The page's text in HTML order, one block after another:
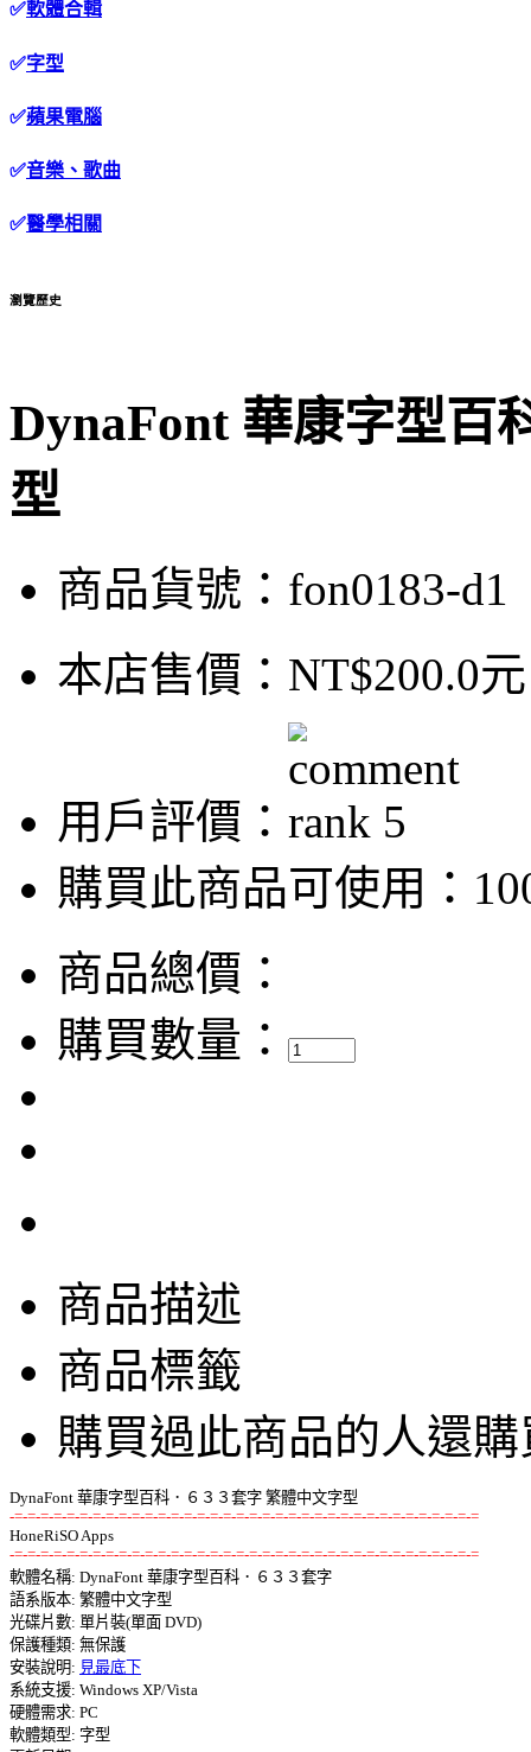
✅軟體合輯
✅字型
✅蘋果電腦
✅音樂、歌曲
✅醫學相關
瀏覽歷史
DynaFont 華康字型百
型
商品貨號：fon0183-d1
本店售價： NT$200.0元
用戶評價：
購買此商品可使用：
商品總價：
購買數量：
商品描述
商品標籤
購買過此商品的人還
-=-=-=-=-=-=-=-=-=-=-=-=-=-=-=-=-=-=-=-=-=-=-=-=-=-=-=-=-=-=-=-=-=-=-=-=
-=-=-=-=-=-=-=-=-=-=-=-=-=-=-=-=-=-=-=-=-=-=-=-=-=-=-=-=-=-=-=-=-=-=-=-=
軟體名稱: DynaFont 華康字型百科．６３３套字
語系版本: 繁體中文字型
光碟片數: 單片裝(單面 DVD)
保護種類: 無保護
安裝說明: 見最底下
系統支援: Windows XP/Vista
硬體需求: PC
軟體類型: 字型